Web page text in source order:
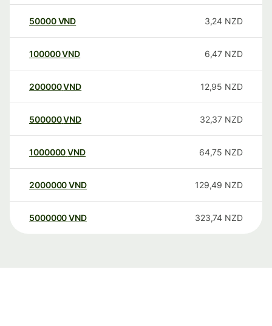
50000 VND 3,24 NZD
100000VND 6,47 NZD
200000VND 12,95 NZD
500000VND 32,37 NZD
1000000VND 64,75 NZD
2000000VND 129,49 NZD
5000000VND 323,74 NZD